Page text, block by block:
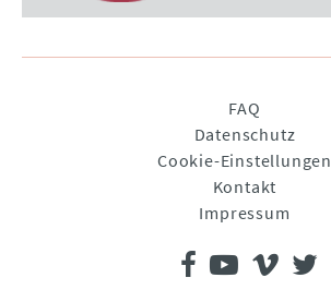
FAQ
Datenschutz
Cookie-Einstellungen
Kontakt
Impressum